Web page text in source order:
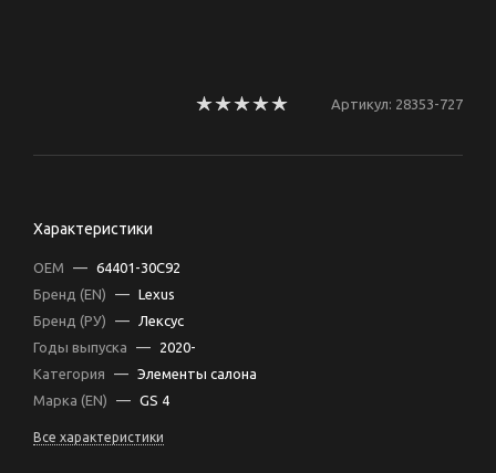
Артикул: 28353-727
Характеристики
OEM — 64401-30C92
Бренд (EN)
— Lexus
Бренд (РУ)
— Лексус
Годы выпуска
—
2020-
Категория
— Элементы салона
Марка (EN)
— GS 4
Все характеристики